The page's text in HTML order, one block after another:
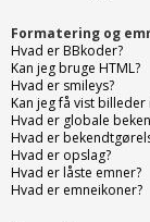
Formatering og
Hvad er BBkoder?
Kan jeg bruge HTML?
Hvad er smileys?
Kan jeg få vist
Hvad er globale
Hvad er
Hvad er opslag?
Hvad er låste emner?
Hvad er emneikoner?